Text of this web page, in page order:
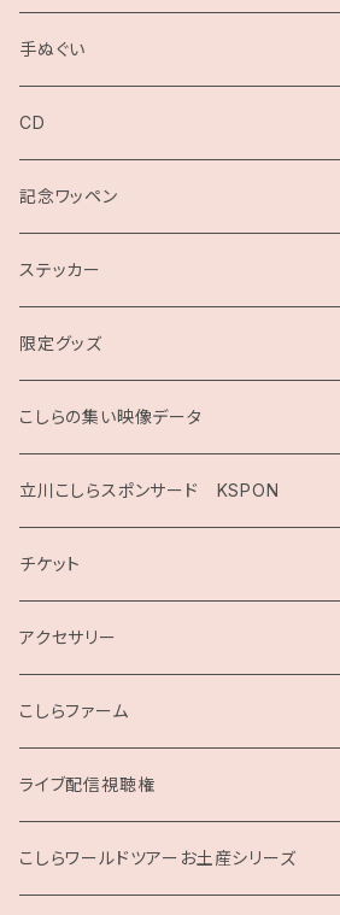
手ぬぐい
CD
記念ワッペン
ステッカー
限定グッズ
こしらの集い映像データ
2020
2019
こしらガンベッタ
立川こしらスポンサード KSPON
チケット
アクセサリー
こしらファーム
ライブ配信視聴権
こしらの集いweb
こしらワールドツアーお土産シリーズ